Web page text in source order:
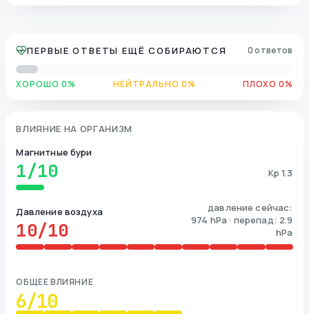
ПЕРВЫЕ ОТВЕТЫ ЕЩЁ СОБИРАЮТСЯ 0 ответов
ХОРОШО 0% НЕЙТРАЛЬНО 0% ПЛОХО 0%
ВЛИЯНИЕ НА ОРГАНИЗМ
Магнитные бури
1/10 Kp 1.3
Давление воздуха
10/10
давление сейчас:
974 hPa · перепад: 2.9
hPa
ОБЩЕЕ ВЛИЯНИЕ
6/10